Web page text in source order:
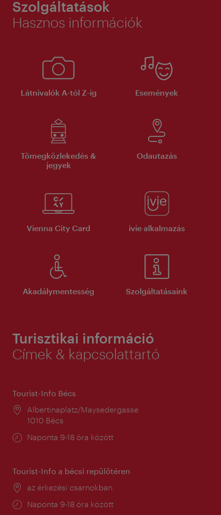
Szolgáltatások
Hasznos információk
Látnivalók A-tól Z-ig Események
Tömegközlekedés &
jegyek
Odautazás
Vienna City Card ivie alkalmazás
Akadálymentesség Szolgáltatásaink
Turisztikai információ
Címek & kapcsolattartó
Tourist-Info Bécs
Helyszín:
Albertinaplatz/Maysedergasse
1010 Bécs
Nyitva
Naponta 9-18 óra között
Tourist-Info a bécsi repülőtéren
Helyszín:
az érkezési csarnokban
Nyitva
Naponta 9-18 óra között